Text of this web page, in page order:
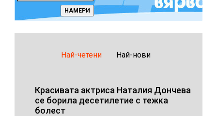
Най-четени Най-нови
Красивата актриса Наталия Дончева
се борила десетилетие с тежка
болест